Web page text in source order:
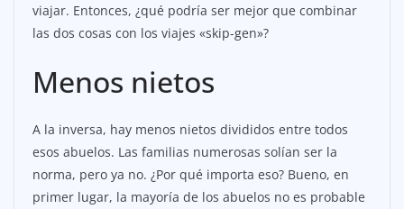
viajar. Entonces, ¿qué podría ser mejor que combinar
las dos cosas con los viajes «skip-gen»?
Menos nietos
A la inversa, hay menos nietos divididos entre todos
esos abuelos. Las familias numerosas solían ser la
norma, pero ya no. ¿Por qué importa eso? Bueno, en
primer lugar, la mayoría de los abuelos no es probable